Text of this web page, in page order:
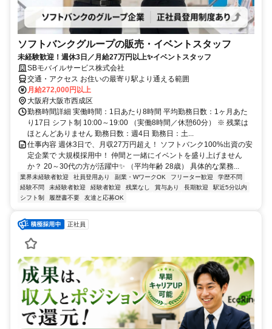
ソフトバンクグループの販売・イベントスタッフ
未経験歓迎！週休3日／月給27万円以上✨イベントスタッフ
SBモバイルサービス株式会社
交通・アクセス お住いの最寄り駅より通える範囲
月給272,000円以上
大阪府大阪市西成区
勤務時間詳細 実働時間：1日あたり8時間 平均勤務日数：1ヶ月あた
り17日 シフト制 10:00～19:00 （実働8時間／休憩60分） ※ 残業は
ほとんどありません 勤務日数：週4日 勤務日：土...
仕事内容 週休3日で、月収27万円超え！ ソフトバンク100%出資の安
定企業で 大規模採用中！ 仲間と一緒にイベントを盛り上げません
か？ 20～30代の方が活躍中✨ （平均年齢 28歳） 具体的な業務...
業界未経験者歓迎 社員登用あり 副業・WワークOK フリーター歓迎
学歴不問
経験不問
未経験者歓迎 経験者歓迎 残業なし 賞与あり 長期歓迎
駅近5分以内
シフト制
履歴書不要 友達と応募OK
正社員